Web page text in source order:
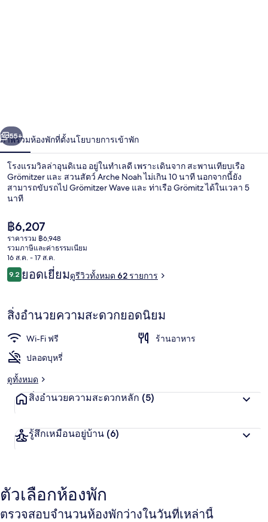
า
ถัดไป
55+
ภาพรวมห้องพักที่ตั้งนโยบายการเข้าพัก
โรงแรมวิลล่าอุนดิเนอ อยู่ในทำเลดี เพราะเดินจาก สะพานเทียบเรือ
Grömitzer และ สวนสัตว์ Arche Noah ไม่เกิน 10 นาที นอกจากนี้ยัง
สามารถขับรถไป Grömitzer Wave และ ท่าเรือ Grömitz ได้ในเวลา 5
นาที
ราคา
ปัจจุบัน
฿6,207
฿6,207
ราคารวม ฿6,948
รวมภาษีและค่าธรรมเนียม
16 ส.ค. - 17 ส.ค.
รีวิว
9.29.2 จาก 10
ยอดเยี่ยมดูรีวิวทั้งหมด 62 รายการ
สิ่งอำนวยความสะดวกยอดนิยม
Wi-Fi ฟรี
ร้านอาหาร
ปลอดบุหรี่
ดูทั้งหมด
สิ่งอำนวยความสะดวกหลัก (5)
รู้สึกเหมือนอยู่บ้าน (6)
ตัวเลือกห้องพัก
ตรวจสอบจำนวนห้องพักว่างในวันที่เหล่านี้